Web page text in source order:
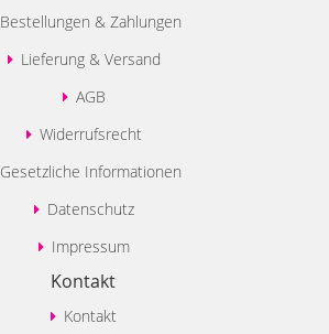
Bestellungen & Zahlungen
Lieferung & Versand
AGB
Widerrufsrecht
Gesetzliche Informationen
Datenschutz
Impressum
Kontakt
Kontakt